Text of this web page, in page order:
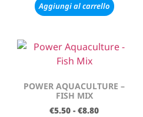
Aggiungi al carrello
POWER AQUACULTURE –
FISH MIX
€5.50 - €8.80